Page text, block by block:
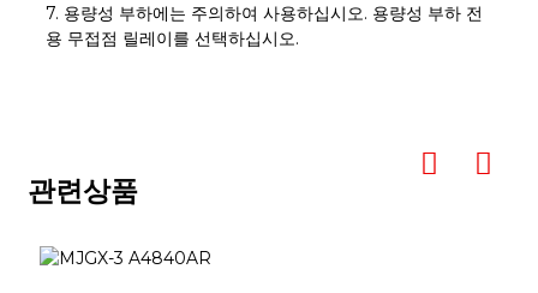
7. 용량성 부하에는 주의하여 사용하십시오. 용량성 부하 전
용 무접점 릴레이를 선택하십시오.
관련상품